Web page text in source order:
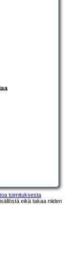
toimituksesta
eikä takaa niiden